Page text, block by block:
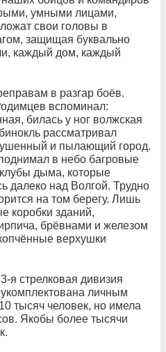
умными лицами,
свои головы в
защищая буквально
каждый дом, каждый
в разгар боёв.
вспоминал:
билась у ног волжская
рассматривал
и пылающий город.
в небо багровые
дыма, которые
далеко над Волгой. Трудно
на том берегу. Лишь
коробки зданий,
брёвнами и железом
верхушки
я стрелковая дивизия
личным
тысяч человек, но имела
Якобы более тысячи